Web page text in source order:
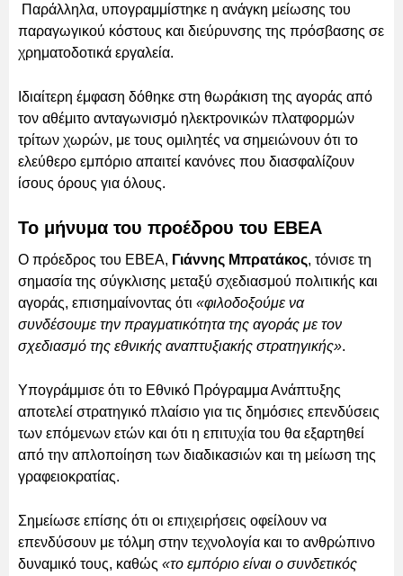
Παράλληλα, υπογραμμίστηκε η ανάγκη μείωσης του
παραγωγικού κόστους και διεύρυνσης της πρόσβασης σε
χρηματοδοτικά εργαλεία.
Ιδιαίτερη έμφαση δόθηκε στη θωράκιση της αγοράς από
τον αθέμιτο ανταγωνισμό ηλεκτρονικών πλατφορμών
τρίτων χωρών, με τους ομιλητές να σημειώνουν ότι το
ελεύθερο εμπόριο απαιτεί κανόνες που διασφαλίζουν
ίσους όρους για όλους.
Το μήνυμα του προέδρου του ΕΒΕΑ
Ο πρόεδρος του ΕΒΕΑ, Γιάννης Μπρατάκος, τόνισε τη
σημασία της σύγκλισης μεταξύ σχεδιασμού πολιτικής και
αγοράς, επισημαίνοντας ότι «φιλοδοξούμε να
συνδέσουμε την πραγματικότητα της αγοράς με τον
σχεδιασμό της εθνικής αναπτυξιακής στρατηγικής».
Υπογράμμισε ότι το Εθνικό Πρόγραμμα Ανάπτυξης
αποτελεί στρατηγικό πλαίσιο για τις δημόσιες επενδύσεις
των επόμενων ετών και ότι η επιτυχία του θα εξαρτηθεί
από την απλοποίηση των διαδικασιών και τη μείωση της
γραφειοκρατίας.
Σημείωσε επίσης ότι οι επιχειρήσεις οφείλουν να
επενδύσουν με τόλμη στην τεχνολογία και το ανθρώπινο
δυναμικό τους, καθώς «το εμπόριο είναι ο συνδετικός